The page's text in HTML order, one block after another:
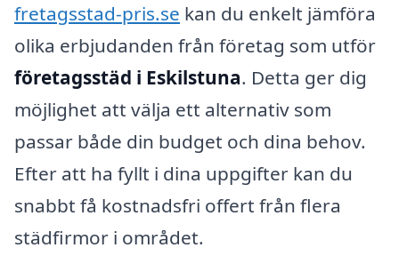
fretagsstad-pris.se kan du enkelt jämföra
olika erbjudanden från företag som utför
företagsstäd i Eskilstuna. Detta ger dig
möjlighet att välja ett alternativ som
passar både din budget och dina behov.
Efter att ha fyllt i dina uppgifter kan du
snabbt få kostnadsfri offert från flera
städfirmor i området.